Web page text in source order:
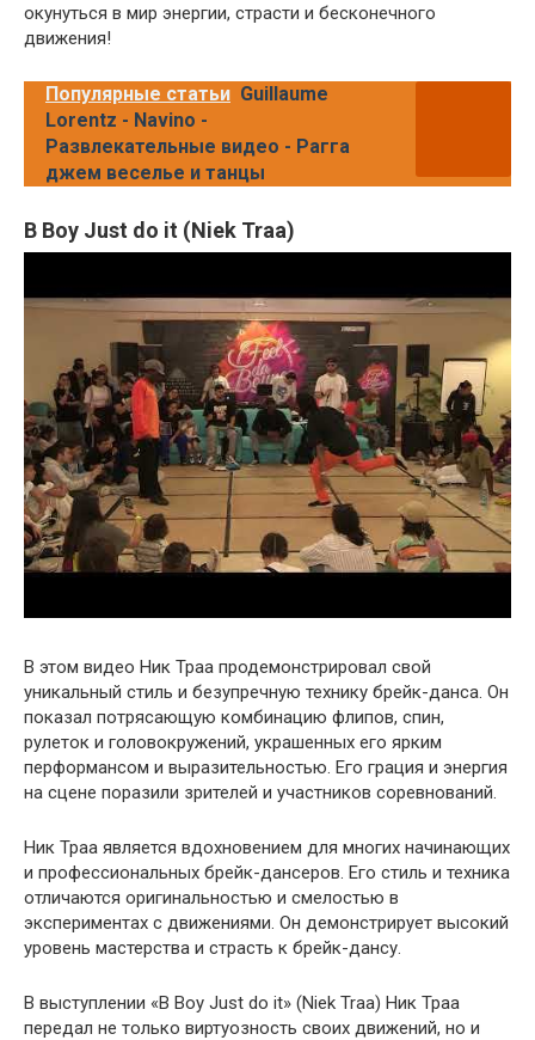
окунуться в мир энергии, страсти и бесконечного
движения!
Популярные статьи Guillaume
Lorentz - Navino -
Развлекательные видео - Рагга
джем веселье и танцы
B Boy Just do it (Niek Traa)
В этом видео Ник Траа продемонстрировал свой
уникальный стиль и безупречную технику брейк-данса. Он
показал потрясающую комбинацию флипов, спин,
рулеток и головокружений, украшенных его ярким
перформансом и выразительностью. Его грация и энергия
на сцене поразили зрителей и участников соревнований.
Ник Траа является вдохновением для многих начинающих
и профессиональных брейк-дансеров. Его стиль и техника
отличаются оригинальностью и смелостью в
экспериментах с движениями. Он демонстрирует высокий
уровень мастерства и страсть к брейк-дансу.
В выступлении «B Boy Just do it» (Niek Traa) Ник Траа
передал не только виртуозность своих движений, но и